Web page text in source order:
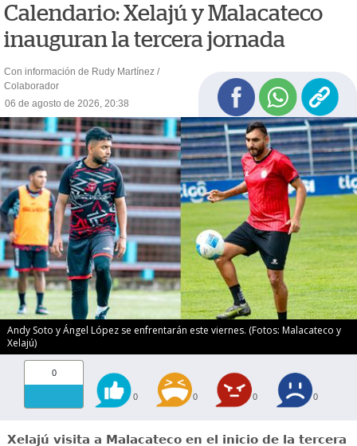
Calendario: Xelajú y Malacateco
inauguran la tercera jornada
Con información de Rudy Martínez /
Colaborador
06 de agosto de 2026, 20:38
Andy Soto y Ángel López se enfrentarán este viernes. (Fotos: Malacateco y
Xelajú)
0
0 0 0 0
Xelajú visita a Malacateco en el inicio de la tercera